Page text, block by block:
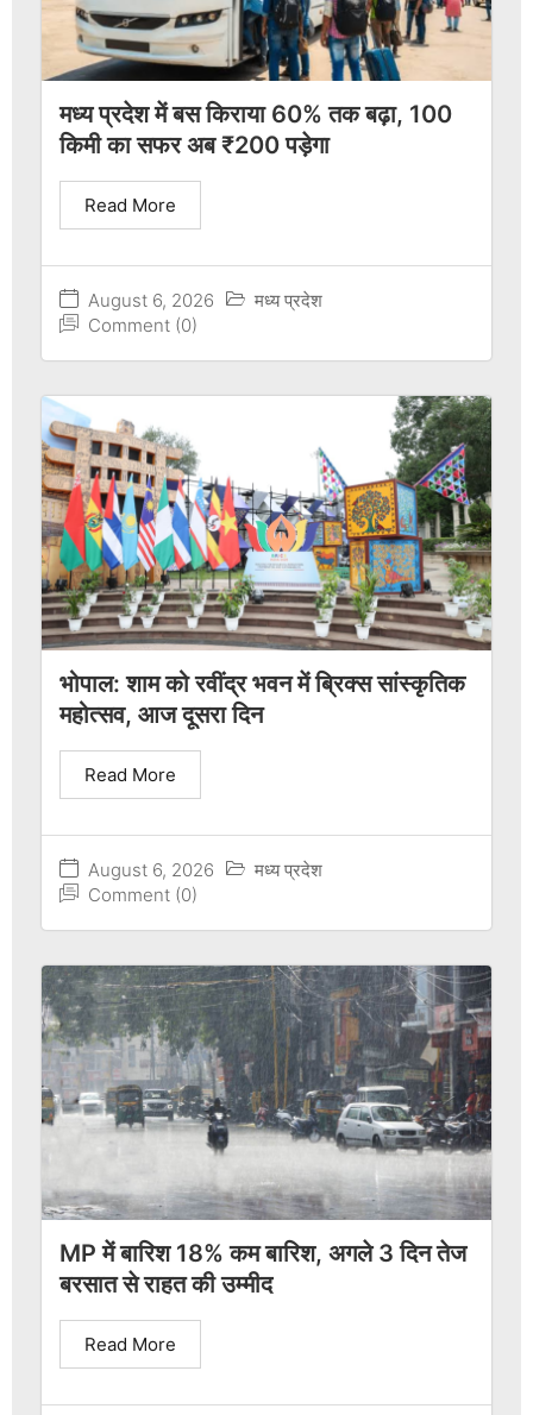
मध्य प्रदेश में बस किराया 60% तक बढ़ा, 100
किमी का सफर अब ₹200 पड़ेगा
August 6, 2026
मध्य प्रदेश
Comment (0)
Read More
भोपाल: शाम को रवींद्र भवन में ब्रिक्स सांस्कृतिक
महोत्सव, आज दूसरा दिन
August 6, 2026
मध्य प्रदेश
Comment (0)
Read More
MP में बारिश 18% कम बारिश, अगले 3 दिन तेज
बरसात से राहत की उम्मीद
Read More